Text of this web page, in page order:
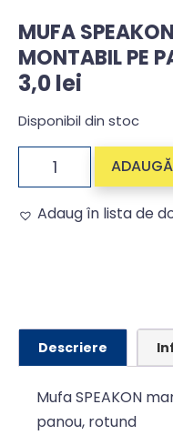
MUFA
MONTABIL PE
3,0lei
Disponibil din stoc
Adaug în lista de
Descriere
Mufa SPEAKON
panou, rotund